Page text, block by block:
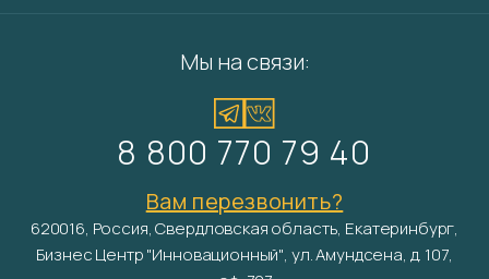
Мы на связи:
8 800 770 79 40
Вам перезвонить?
620016, Россия, Свердловская область, Екатеринбург,
Бизнес Центр "Инновационный", ул. Амундсена, д. 107,